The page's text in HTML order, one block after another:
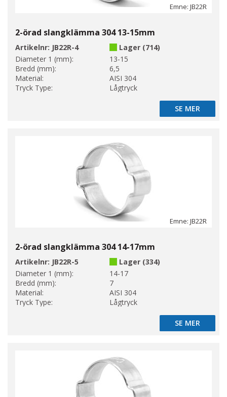
Emne: JB22R
2-örad slangklämma 304 13-15mm
Artikelnr: JB22R-4
Lager (714)
Diameter 1 (mm):
13-15
Bredd (mm):
6,5
Material:
AISI 304
Tryck Type:
Lågtryck
SE MER
SE MER
Emne: JB22R
2-örad slangklämma 304 14-17mm
Artikelnr: JB22R-5
Lager (334)
Diameter 1 (mm):
14-17
Bredd (mm):
7
Material:
AISI 304
Tryck Type:
Lågtryck
SE MER
SE MER